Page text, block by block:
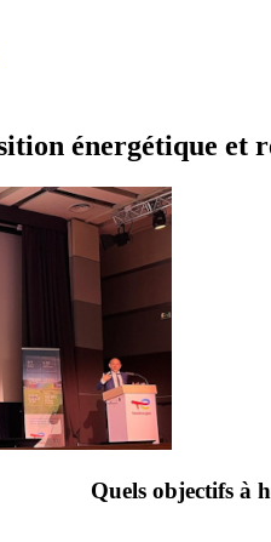
énergétique et
Quels objectifs à